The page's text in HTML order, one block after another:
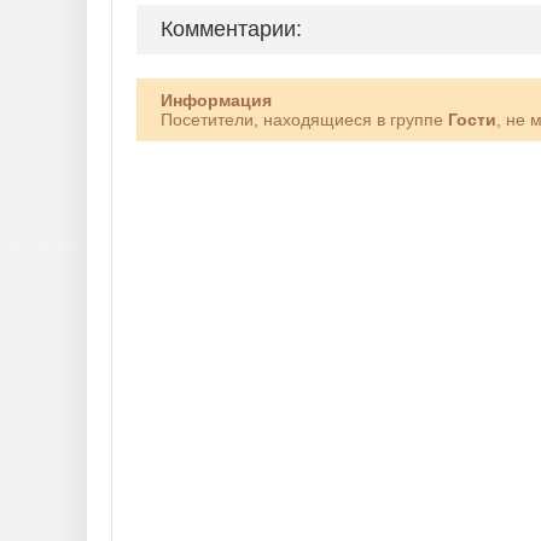
Комментарии:
Информация
Посетители, находящиеся в группе Гости , не